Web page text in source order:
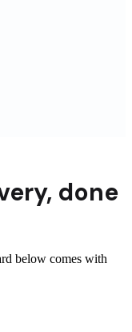
, done
below comes with